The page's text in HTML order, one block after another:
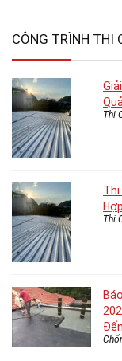
CÔNG TRÌNH THI
Thi
Thi
Thi